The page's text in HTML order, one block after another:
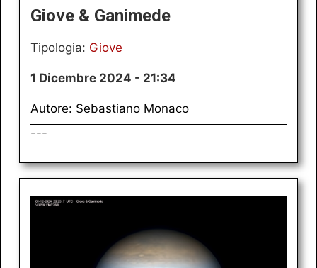
Giove & Ganimede
Tipologia: Giove
1 Dicembre 2024 - 21:34
Autore: Sebastiano Monaco
---